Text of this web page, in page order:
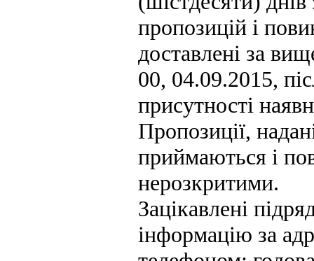
пропозицій і
доставлені за
00, 04.09.2015,
присутності
Пропозиції,
приймаються і
нерозкритими.
Зацікавлені
інформацію за